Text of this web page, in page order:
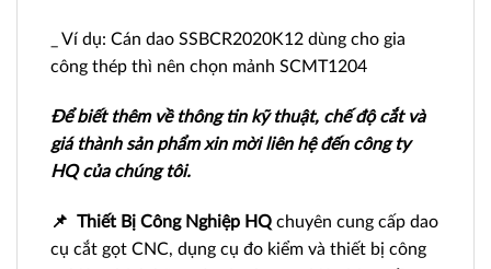
_ Ví dụ: Cán dao SSBCR2020K12 dùng cho gia
công thép thì nên chọn mảnh SCMT1204
Để biết thêm về thông tin kỹ thuật, chế độ cắt và
giá thành sản phẩm xin mời liên hệ đến công ty
HQ của chúng tôi.
📌 Thiết Bị Công Nghiệp HQ chuyên cung cấp dao
cụ cắt gọt CNC, dụng cụ đo kiểm và thiết bị công